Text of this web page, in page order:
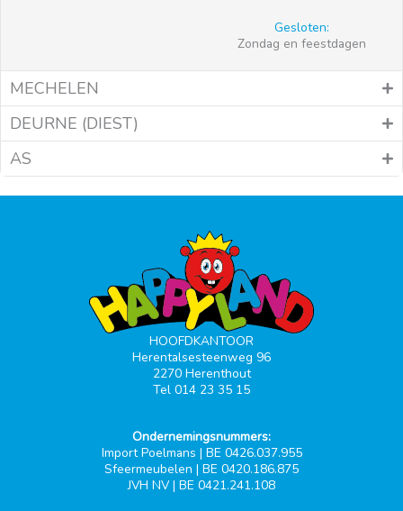
Gesloten:
Zondag en feestdagen
MECHELEN
DEURNE (DIEST)
AS
HOOFDKANTOOR
Herentalsesteenweg 96
2270 Herenthout
Tel 014 23 35 15
Ondernemingsnummers:
Import Poelmans | BE 0426.037.955
Sfeermeubelen | BE 0420.186.875
JVH NV | BE 0421.241.108